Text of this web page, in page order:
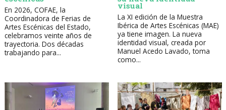
En 2026, COFAE, la
Coordinadora de Ferias de
Artes Escénicas del Estado,
celebramos veinte años de
trayectoria. Dos décadas
trabajando para...
visual
La XI edición de la Muestra
Ibérica de Artes Escénicas (MAE)
ya tiene imagen. La nueva
identidad visual, creada por
Manuel Acedo Lavado, toma
como...